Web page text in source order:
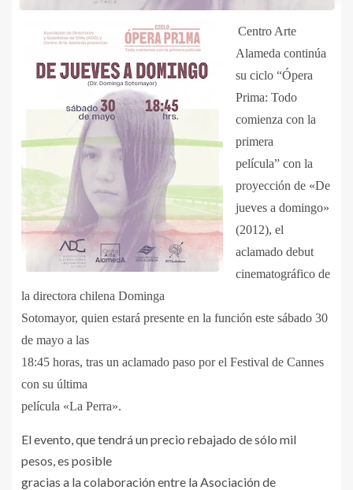
Centro Arte
Alameda continúa
su ciclo “Ópera
Prima: Todo
comienza con la
primera
película” con la
proyección de «De
jueves a domingo»
(2012), el
aclamado debut
cinematográfico de
la directora chilena Dominga
Sotomayor, quien estará presente en la función este sábado 30
de mayo a las
18:45 horas, tras un aclamado paso por el Festival de Cannes
con su última
película «La Perra».
El evento, que tendrá un precio rebajado de sólo mil
pesos, es posible
gracias a la colaboración entre la Asociación de